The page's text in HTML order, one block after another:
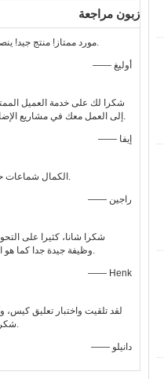
زبون مراجعة
مورد ممتاز! منتج جيد! ينصح به بشده.
—— أوليغ
شكرا لك على خدمة العميل
إلى العمل معك في مشاريع الإضاءة الأخرى.
—— إيفا
الكمال شماعات حبل، شكرا.
—— راجين
شكرا شانا، كثيرا على
وظيفة جيدة جدا كما هو الحال دائما.
—— Henk
لقد تلقيت واختبار تعليق كيس،
شكرا جزيلا لك.
—— دانيلو